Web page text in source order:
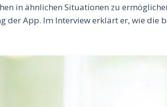
in ähnlichen Situationen zu
der App. Im Interview erklärt er, wie die